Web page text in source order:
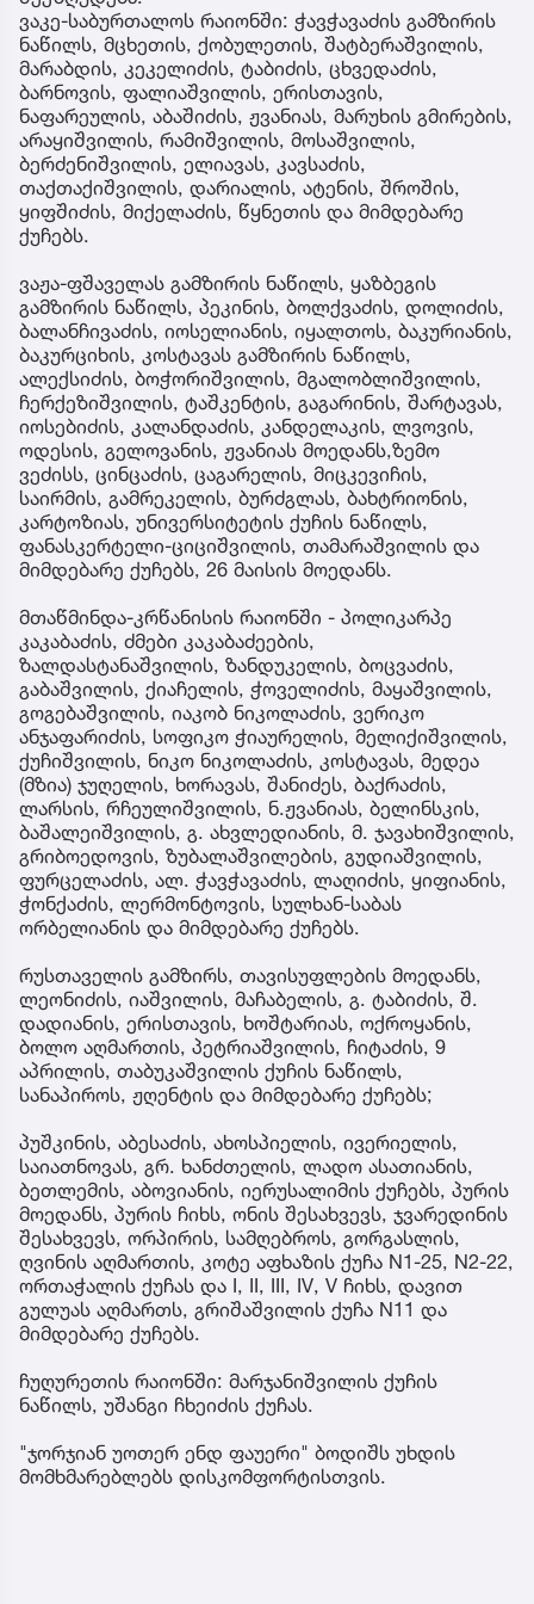
ვაკე-საბურთალოს რაიონში: ჭავჭავაძის გამზირის
ნაწილს, მცხეთის, ქობულეთის, შატბერაშვილის,
მარაბდის, კეკელიძის, ტაბიძის, ცხვედაძის,
ბარნოვის, ფალიაშვილის, ერისთავის,
ნაფარეულის, აბაშიძის, ჟვანიას, მარუხის გმირების,
არაყიშვილის, რამიშვილის, მოსაშვილის,
ბერძენიშვილის, ელიავას, კავსაძის,
თაქთაქიშვილის, დარიალის, ატენის, შროშის,
ყიფშიძის, მიქელაძის, წყნეთის და მიმდებარე
ქუჩებს.
ვაჟა-ფშაველას გამზირის ნაწილს, ყაზბეგის
გამზირის ნაწილს, პეკინის, ბოლქვაძის, დოლიძის,
ბალანჩივაძის, იოსელიანის, იყალთოს, ბაკურიანის,
ბაკურციხის, კოსტავას გამზირის ნაწილს,
ალექსიძის, ბოჭორიშვილის, მგალობლიშვილის,
ჩერქეზიშვილის, ტაშკენტის, გაგარინის, შარტავას,
იოსებიძის, კალანდაძის, კანდელაკის, ლვოვის,
ოდესის, გელოვანის, ჟვანიას მოედანს,ზემო
ვეძისს, ცინცაძის, ცაგარელის, მიცკევიჩის,
საირმის, გამრეკელის, ბურძგლას, ბახტრიონის,
კარტოზიას, უნივერსიტეტის ქუჩის ნაწილს,
ფანასკერტელი-ციციშვილის, თამარაშვილის და
მიმდებარე ქუჩებს, 26 მაისის მოედანს.
მთაწმინდა-კრწანისის რაიონში - პოლიკარპე
კაკაბაძის, ძმები კაკაბაძეების,
ზალდასტანაშვილის, ზანდუკელის, ბოცვაძის,
გაბაშვილის, ქიაჩელის, ჭოველიძის, მაყაშვილის,
გოგებაშვილის, იაკობ ნიკოლაძის, ვერიკო
ანჯაფარიძის, სოფიკო ჭიაურელის, მელიქიშვილის,
ქუჩიშვილის, ნიკო ნიკოლაძის, კოსტავას, მედეა
(მზია) ჯუღელის, ხორავას, შანიძეს, ბაქრაძის,
ლარსის, რჩეულიშვილის, ნ.ჟვანიას, ბელინსკის,
ბაშალეიშვილის, გ. ახვლედიანის, მ. ჯავახიშვილის,
გრიბოედოვის, ზუბალაშვილების, გუდიაშვილის,
ფურცელაძის, ალ. ჭავჭავაძის, ლაღიძის, ყიფიანის,
ჭონქაძის, ლერმონტოვის, სულხან-საბას
ორბელიანის და მიმდებარე ქუჩებს.
რუსთაველის გამზირს, თავისუფლების მოედანს,
ლეონიძის, იაშვილის, მაჩაბელის, გ. ტაბიძის, შ.
დადიანის, ერისთავის, ხოშტარიას, ოქროყანის,
ბოლო აღმართის, პეტრიაშვილის, ჩიტაძის, 9
აპრილის, თაბუკაშვილის ქუჩის ნაწილს,
სანაპიროს, ჟღენტის და მიმდებარე ქუჩებს;
პუშკინის, აბესაძის, ახოსპიელის, ივერიელის,
საიათნოვას, გრ. ხანძთელის, ლადო ასათიანის,
ბეთლემის, აბოვიანის, იერუსალიმის ქუჩებს, პურის
მოედანს, პურის ჩიხს, ონის შესახვევს, ჯვარედინის
შესახვევს, ორპირის, სამღებროს, გორგასლის,
ღვინის აღმართის, კოტე აფხაზის ქუჩა N1-25, N2-22,
ორთაჭალის ქუჩას და I, II, III, IV, V ჩიხს, დავით
გულუას აღმართს, გრიშაშვილის ქუჩა N11 და
მიმდებარე ქუჩებს.
ჩუღურეთის რაიონში: მარჯანიშვილის ქუჩის
ნაწილს, უშანგი ჩხეიძის ქუჩას.
"ჯორჯიან უოთერ ენდ ფაუერი" ბოდიშს უხდის
მომხმარებლებს დისკომფორტისთვის.